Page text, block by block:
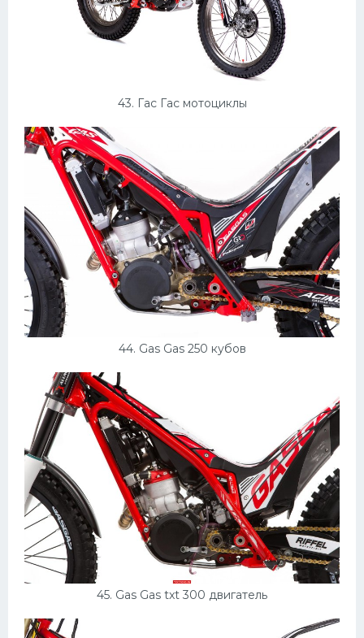
43. Гас Гас мотоциклы
44. Gas Gas 250 кубов
45. Gas Gas txt 300 двигатель